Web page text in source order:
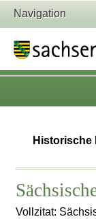
Navigation
Historische
Vollzitat: